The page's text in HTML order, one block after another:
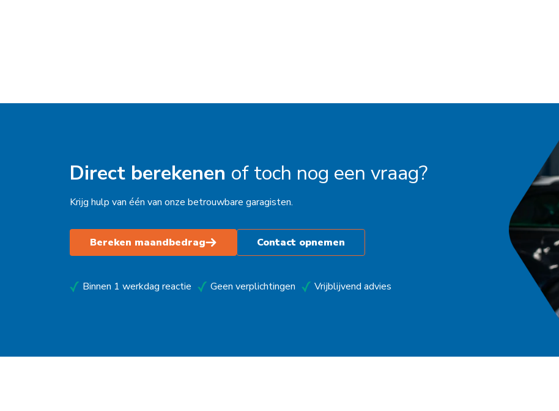
Houten
Kolham
Leeuwarden
Maastricht
Makkum
Moordrecht
Nieuwleusen
Direct berekenen of toch nog een vraag?
Krijg hulp van één van onze betrouwbare garagisten.
Bereken maandbedrag Contact opnemen
Binnen 1 werkdag reactie Geen verplichtingen Vrijblijvend advies